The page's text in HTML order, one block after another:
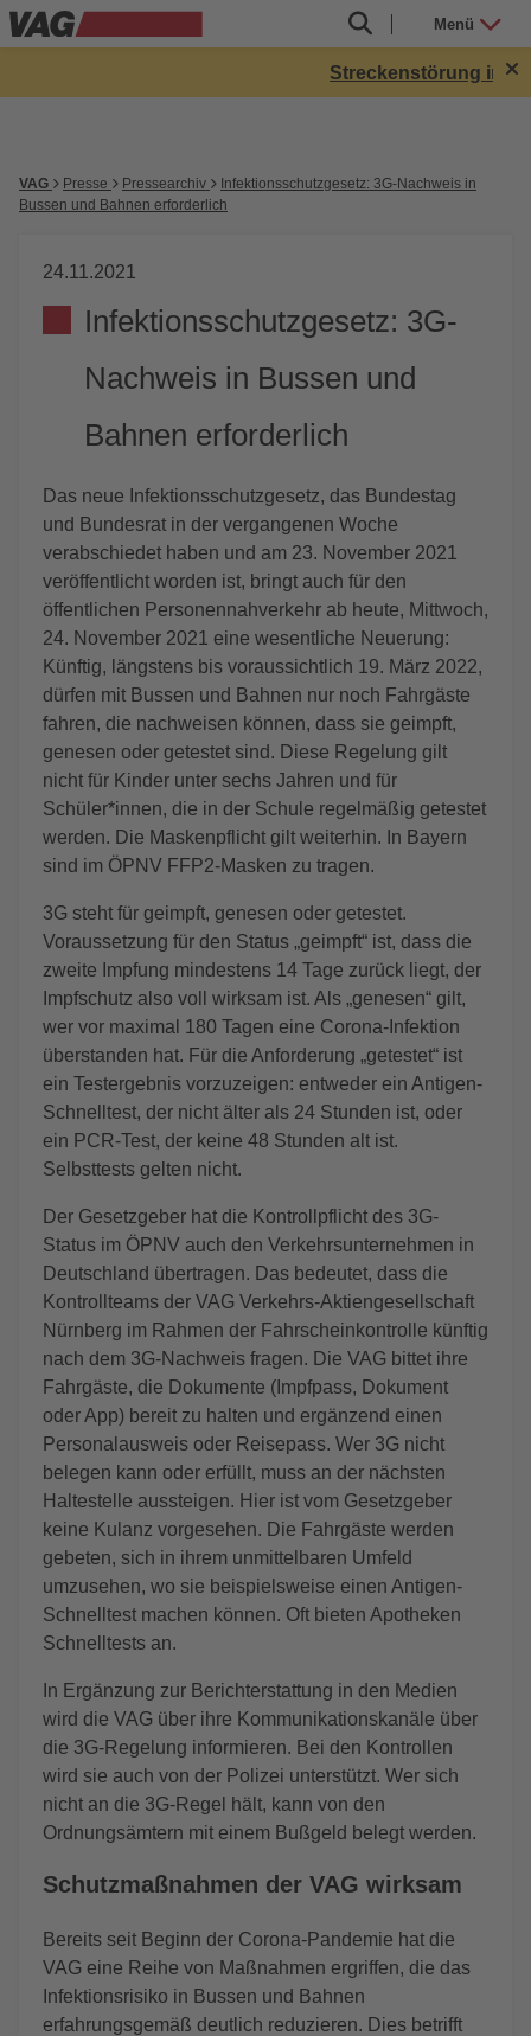
Menü
Streckenstörung in
VAG Presse Pressearchiv
Infektionsschutzgesetz: 3G-Nachweis in
Bussen und Bahnen erforderlich
24.11.2021
Infektionsschutzgesetz: 3G-
Nachweis in Bussen und
Bahnen erforderlich
Das neue Infektionsschutzgesetz, das Bundestag
und Bundesrat in der vergangenen Woche
verabschiedet haben und am 23. November 2021
veröffentlicht worden ist, bringt auch für den
öffentlichen Personennahverkehr ab heute, Mittwoch,
24. November 2021 eine wesentliche Neuerung:
Künftig, längstens bis voraussichtlich 19. März 2022,
dürfen mit Bussen und Bahnen nur noch Fahrgäste
fahren, die nachweisen können, dass sie geimpft,
genesen oder getestet sind. Diese Regelung gilt
nicht für Kinder unter sechs Jahren und für
Schüler*innen, die in der Schule regelmäßig getestet
werden. Die Maskenpflicht gilt weiterhin. In Bayern
sind im ÖPNV FFP2-Masken zu tragen.
3G steht für geimpft, genesen oder getestet.
Voraussetzung für den Status „geimpft“ ist, dass die
zweite Impfung mindestens 14 Tage zurück liegt, der
Impfschutz also voll wirksam ist. Als „genesen“ gilt,
wer vor maximal 180 Tagen eine Corona-Infektion
überstanden hat. Für die Anforderung „getestet“ ist
ein Testergebnis vorzuzeigen: entweder ein Antigen-
Schnelltest, der nicht älter als 24 Stunden ist, oder
ein PCR-Test, der keine 48 Stunden alt ist.
Selbsttests gelten nicht.
Der Gesetzgeber hat die Kontrollpflicht des 3G-
Status im ÖPNV auch den Verkehrsunternehmen in
Deutschland übertragen. Das bedeutet, dass die
Kontrollteams der VAG Verkehrs-Aktiengesellschaft
Nürnberg im Rahmen der Fahrscheinkontrolle künftig
nach dem 3G-Nachweis fragen. Die VAG bittet ihre
Fahrgäste, die Dokumente (Impfpass, Dokument
oder App) bereit zu halten und ergänzend einen
Personalausweis oder Reisepass. Wer 3G nicht
belegen kann oder erfüllt, muss an der nächsten
Haltestelle aussteigen. Hier ist vom Gesetzgeber
keine Kulanz vorgesehen. Die Fahrgäste werden
gebeten, sich in ihrem unmittelbaren Umfeld
umzusehen, wo sie beispielsweise einen Antigen-
Schnelltest machen können. Oft bieten Apotheken
Schnelltests an.
In Ergänzung zur Berichterstattung in den Medien
wird die VAG über ihre Kommunikationskanäle über
die 3G-Regelung informieren. Bei den Kontrollen
wird sie auch von der Polizei unterstützt. Wer sich
nicht an die 3G-Regel hält, kann von den
Ordnungsämtern mit einem Bußgeld belegt werden.
Schutzmaßnahmen der VAG wirksam
Bereits seit Beginn der Corona-Pandemie hat die
VAG eine Reihe von Maßnahmen ergriffen, die das
Infektionsrisiko in Bussen und Bahnen
erfahrungsgemäß deutlich reduzieren. Dies betrifft